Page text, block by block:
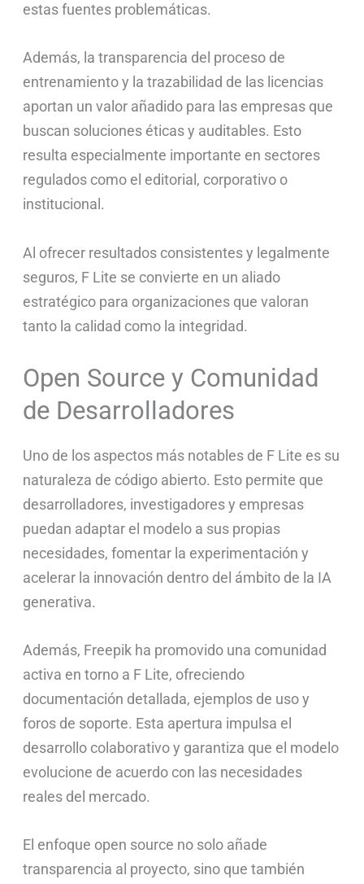
estas fuentes problemáticas.
Además, la transparencia del proceso de
entrenamiento y la trazabilidad de las licencias
aportan un valor añadido para las empresas que
buscan soluciones éticas y auditables. Esto
resulta especialmente importante en sectores
regulados como el editorial, corporativo o
institucional.
Al ofrecer resultados consistentes y legalmente
seguros, F Lite se convierte en un aliado
estratégico para organizaciones que valoran
tanto la calidad como la integridad.
Open Source y Comunidad
de Desarrolladores
Uno de los aspectos más notables de F Lite es su
naturaleza de código abierto. Esto permite que
desarrolladores, investigadores y empresas
puedan adaptar el modelo a sus propias
necesidades, fomentar la experimentación y
acelerar la innovación dentro del ámbito de la IA
generativa.
Además, Freepik ha promovido una comunidad
activa en torno a F Lite, ofreciendo
documentación detallada, ejemplos de uso y
foros de soporte. Esta apertura impulsa el
desarrollo colaborativo y garantiza que el modelo
evolucione de acuerdo con las necesidades
reales del mercado.
El enfoque open source no solo añade
transparencia al proyecto, sino que también